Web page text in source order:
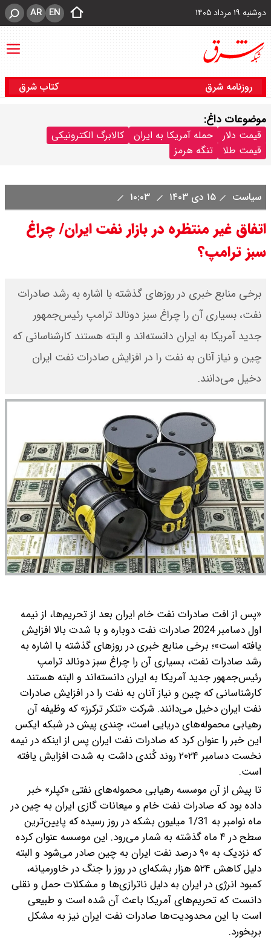
دوشنبه ۱۹ مرداد ۱۴۰۵ EN
AR
روزنامه شرق کتاب شرق
موضوعات داغ:
قیمت دلار حمله آمریکا به ایران
کالابرگ الکترونیکی
قیمت طلا
تنگه هرمز
سیاست ۱۵ دی ۱۴۰۳
اتفاق غیر منتظره در بازار نفت ایران/ چراغ
سبز ترامپ؟
برخی منابع خبری در روزهای گذشته با اشاره به رشد صادرات
نفت، بسیاری آن را چراغ سبز دونالد ترامپ رئیس‌جمهور
جدید آمریکا به ایران دانسته‌اند و البته هستند کارشناسانی که
چین و نیاز آنان به نفت را در افزایش صادرات نفت ایران
دخیل می‌دانند.
«پس از افت صادرات نفت خام ایران بعد از تحریم‌ها، از نیمه
اول دسامبر 2024 صادرات نفت دوباره و با شدت بالا افزایش
یافته است»؛ برخی منابع خبری در روزهای گذشته با اشاره به
رشد صادرات نفت، بسیاری آن را چراغ سبز دونالد ترامپ
رئیس‌جمهور جدید آمریکا به ایران دانسته‌اند و البته هستند
کارشناسانی که چین و نیاز آنان به نفت را در افزایش صادرات
نفت ایران دخیل می‌دانند. شرکت «تنکر ترکرز» که وظیفه آن
رهیابی محموله‌های دریایی است، چندی پیش در شبکه ایکس
این خبر را عنوان کرد که صادرات نفت ایران پس از اینکه در نیمه
نخست دسامبر ۲۰۲۴ روند کُندی داشت به شدت افزایش یافته
است.
تا پیش از آن موسسه رهیابی محموله‌های نفتی «کپلر» خبر
داده بود که صادرات نفت خام و میعانات گازی ایران به چین در
ماه نوامبر به 1/31 میلیون بشکه در روز رسیده که پایین‌ترین
سطح در ۴ ماه گذشته به شمار می‌رود. این موسسه عنوان کرده
که نزدیک به ۹۰ درصد نفت ایران به چین صادر می‌شود و البته
دلیل کاهش ۵۲۴ هزار بشکه‌ای در روز را جنگ در خاورمیانه،
کمبود انرژی در ایران به دلیل ناترازی‌ها و مشکلات حمل و نقلی
دانست که تحریم‌های آمریکا باعث آن شده است و طبیعی
است با این محدودیت‌ها صادرات نفت ایران نیز به مشکل
بربخورد.